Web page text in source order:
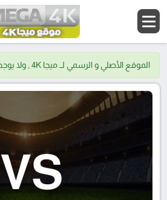
الموقع الأصلي و الرسمي لــ ميجا 4K , ولا يوجد لدينا موقع اخر.
VS